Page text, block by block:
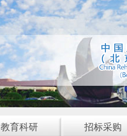
教育科研 招标采购